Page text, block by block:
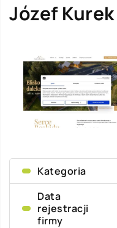
Józef Kurek
Kategoria
Data
rejestracji
firmy